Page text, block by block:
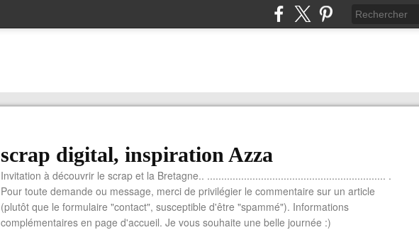
scrap digital, inspiration Azza
Invitation à découvrir le scrap et la Bretagne.. ............................................................... .
Pour toute demande ou message, merci de privilégier le commentaire sur un article
(plutôt que le formulaire "contact", susceptible d'être "spammé"). Informations
complémentaires en page d'accueil. Je vous souhaite une belle journée :)